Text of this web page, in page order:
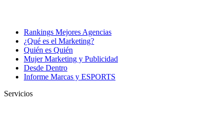
Rankings Mejores Agencias
¿Qué es el Marketing?
Quién es Quién
Mujer Marketing y Publicidad
Desde Dentro
Informe Marcas y ESPORTS
Servicios